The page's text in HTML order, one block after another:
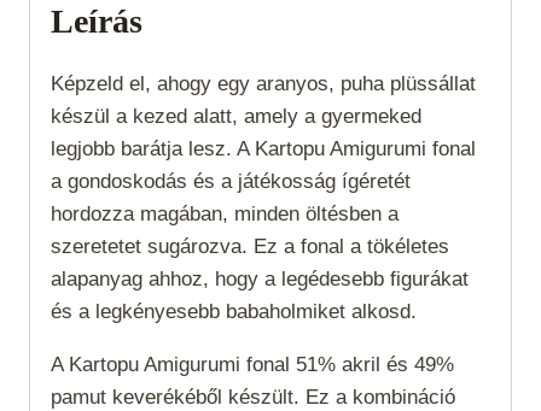
Leírás
Képzeld el, ahogy egy aranyos, puha plüssállat
készül a kezed alatt, amely a gyermeked
legjobb barátja lesz. A Kartopu Amigurumi fonal
a gondoskodás és a játékosság ígéretét
hordozza magában, minden öltésben a
szeretetet sugározva. Ez a fonal a tökéletes
alapanyag ahhoz, hogy a legédesebb figurákat
és a legkényesebb babaholmiket alkosd.
A Kartopu Amigurumi fonal 51% akril és 49%
pamut keverékéből készült. Ez a kombináció